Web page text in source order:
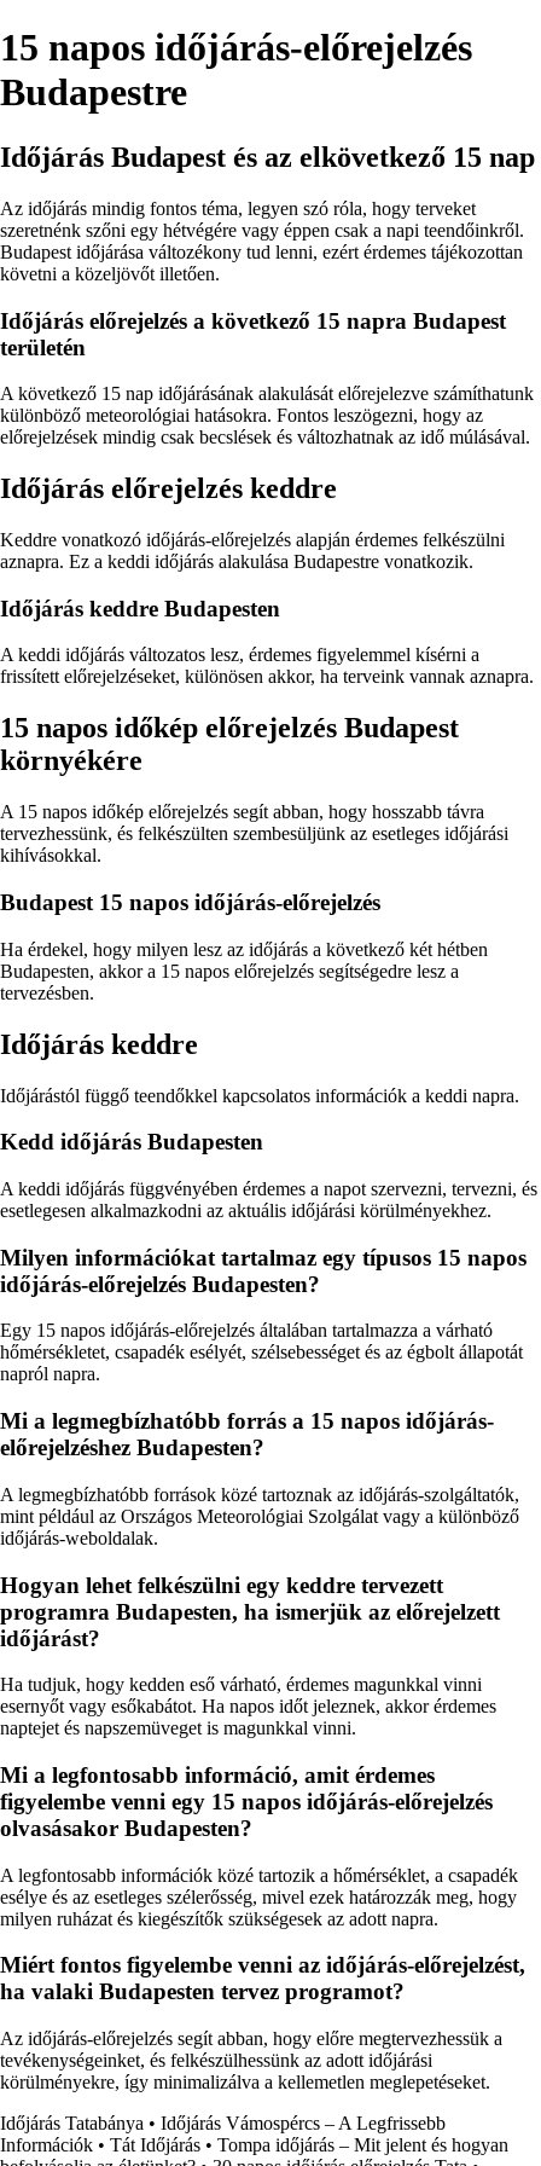
15 napos időjárás-előrejelzés
Budapestre
Időjárás Budapest és az elkövetkező 15 nap
Az időjárás mindig fontos téma, legyen szó róla, hogy terveket
szeretnénk szőni egy hétvégére vagy éppen csak a napi teendőinkről.
Budapest időjárása változékony tud lenni, ezért érdemes tájékozottan
követni a közeljövőt illetően.
Időjárás előrejelzés a következő 15 napra Budapest
területén
A következő 15 nap időjárásának alakulását előrejelezve számíthatunk
különböző meteorológiai hatásokra. Fontos leszögezni, hogy az
előrejelzések mindig csak becslések és változhatnak az idő múlásával.
Időjárás előrejelzés keddre
Keddre vonatkozó időjárás-előrejelzés alapján érdemes felkészülni
aznapra. Ez a keddi időjárás alakulása Budapestre vonatkozik.
Időjárás keddre Budapesten
A keddi időjárás változatos lesz, érdemes figyelemmel kísérni a
frissített előrejelzéseket, különösen akkor, ha terveink vannak aznapra.
15 napos időkép előrejelzés Budapest
környékére
A 15 napos időkép előrejelzés segít abban, hogy hosszabb távra
tervezhessünk, és felkészülten szembesüljünk az esetleges időjárási
kihívásokkal.
Budapest 15 napos időjárás-előrejelzés
Ha érdekel, hogy milyen lesz az időjárás a következő két hétben
Budapesten, akkor a 15 napos előrejelzés segítségedre lesz a
tervezésben.
Időjárás keddre
Időjárástól függő teendőkkel kapcsolatos információk a keddi napra.
Kedd időjárás Budapesten
A keddi időjárás függvényében érdemes a napot szervezni, tervezni, és
esetlegesen alkalmazkodni az aktuális időjárási körülményekhez.
Milyen információkat tartalmaz egy típusos 15 napos
időjárás-előrejelzés Budapesten?
Egy 15 napos időjárás-előrejelzés általában tartalmazza a várható
hőmérsékletet, csapadék esélyét, szélsebességet és az égbolt állapotát
napról napra.
Mi a legmegbízhatóbb forrás a 15 napos időjárás-
előrejelzéshez Budapesten?
A legmegbízhatóbb források közé tartoznak az időjárás-szolgáltatók,
mint például az Országos Meteorológiai Szolgálat vagy a különböző
időjárás-weboldalak.
Hogyan lehet felkészülni egy keddre tervezett
programra Budapesten, ha ismerjük az előrejelzett
időjárást?
Ha tudjuk, hogy kedden eső várható, érdemes magunkkal vinni
esernyőt vagy esőkabátot. Ha napos időt jeleznek, akkor érdemes
naptejet és napszemüveget is magunkkal vinni.
Mi a legfontosabb információ, amit érdemes
figyelembe venni egy 15 napos időjárás-előrejelzés
olvasásakor Budapesten?
A legfontosabb információk közé tartozik a hőmérséklet, a csapadék
esélye és az esetleges szélerősség, mivel ezek határozzák meg, hogy
milyen ruházat és kiegészítők szükségesek az adott napra.
Miért fontos figyelembe venni az időjárás-előrejelzést,
ha valaki Budapesten tervez programot?
Az időjárás-előrejelzés segít abban, hogy előre megtervezhessük a
tevékenységeinket, és felkészülhessünk az adott időjárási
körülményekre, így minimalizálva a kellemetlen meglepetéseket.
Időjárás Tatabánya • Időjárás Vámospércs – A Legfrissebb
Információk • Tát Időjárás • Tompa időjárás – Mit jelent és hogyan